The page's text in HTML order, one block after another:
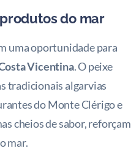
do mar
uma oportunidade para
Vicentina. O peixe
tradicionais algarvias
do Monte Clérigo e
cheios de sabor, reforçam
mar.